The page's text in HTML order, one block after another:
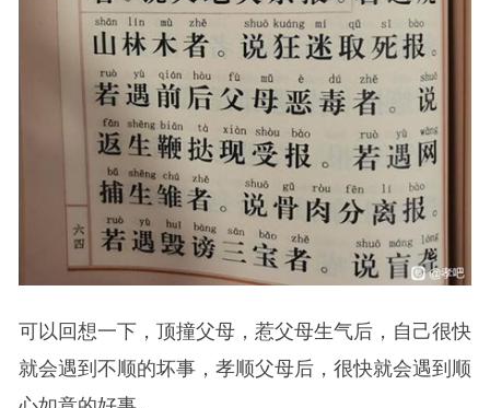
可以回想一下，顶撞父母，惹父母生气后，自己很快
就会遇到不顺的坏事，孝顺父母后，很快就会遇到顺